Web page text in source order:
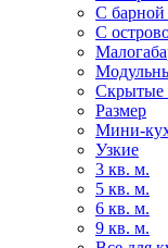
С барной
С
Скрытые
Размер
Мини-
Узкие
3 кв. м.
5 кв. м.
6 кв. м.
9 кв. м.